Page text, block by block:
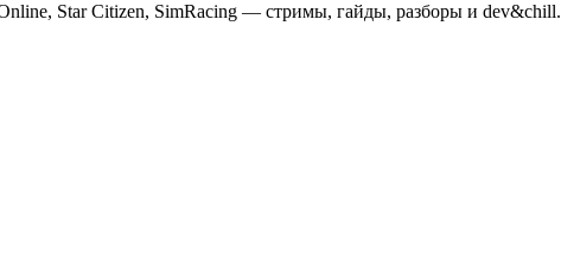
Star Citizen, SimRacing — стримы, гайды, разборы и dev&chill.